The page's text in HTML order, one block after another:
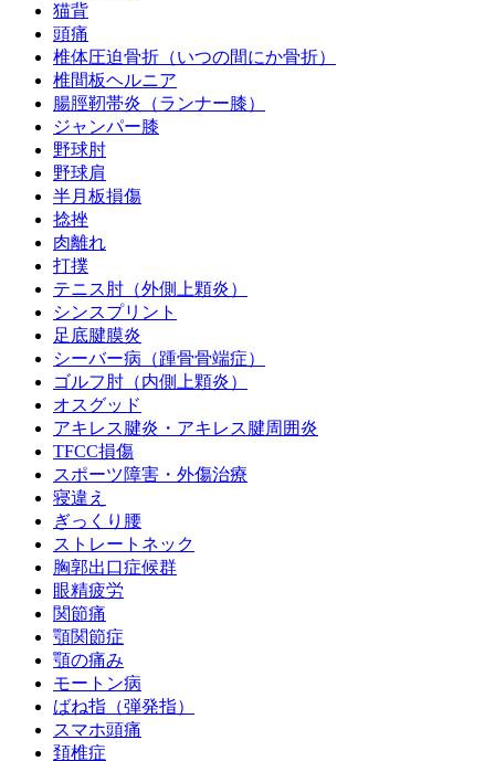
猫背
頭痛
椎体圧迫骨折（いつの間にか骨折）
椎間板ヘルニア
腸脛靭帯炎（ランナー膝）
ジャンパー膝
野球肘
野球肩
半月板損傷
捻挫
肉離れ
打撲
テニス肘（外側上顆炎）
シンスプリント
足底腱膜炎
シーバー病（踵骨骨端症）
ゴルフ肘（内側上顆炎）
オスグッド
アキレス腱炎・アキレス腱周囲炎
TFCC損傷
スポーツ障害・外傷治療
寝違え
ぎっくり腰
ストレートネック
胸郭出口症候群
眼精疲労
関節痛
顎関節症
顎の痛み
モートン病
ばね指（弾発指）
スマホ頭痛
頚椎症